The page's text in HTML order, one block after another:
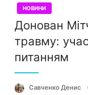
НОВИНИ
Донован
травму:
питанням
Савченко Денис